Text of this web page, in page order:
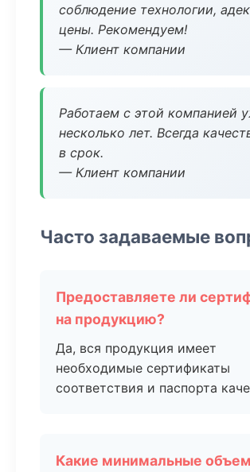
соблюдение технологии,
цены. Рекомендуем!
— Клиент компании
Работаем с этой компанией
несколько лет. Всегда
в срок.
— Клиент компании
Часто задаваемые
Предоставляете ли
на продукцию?
Да, вся продукция имеет
необходимые сертификаты
соответствия и паспорта
Какие минимальные